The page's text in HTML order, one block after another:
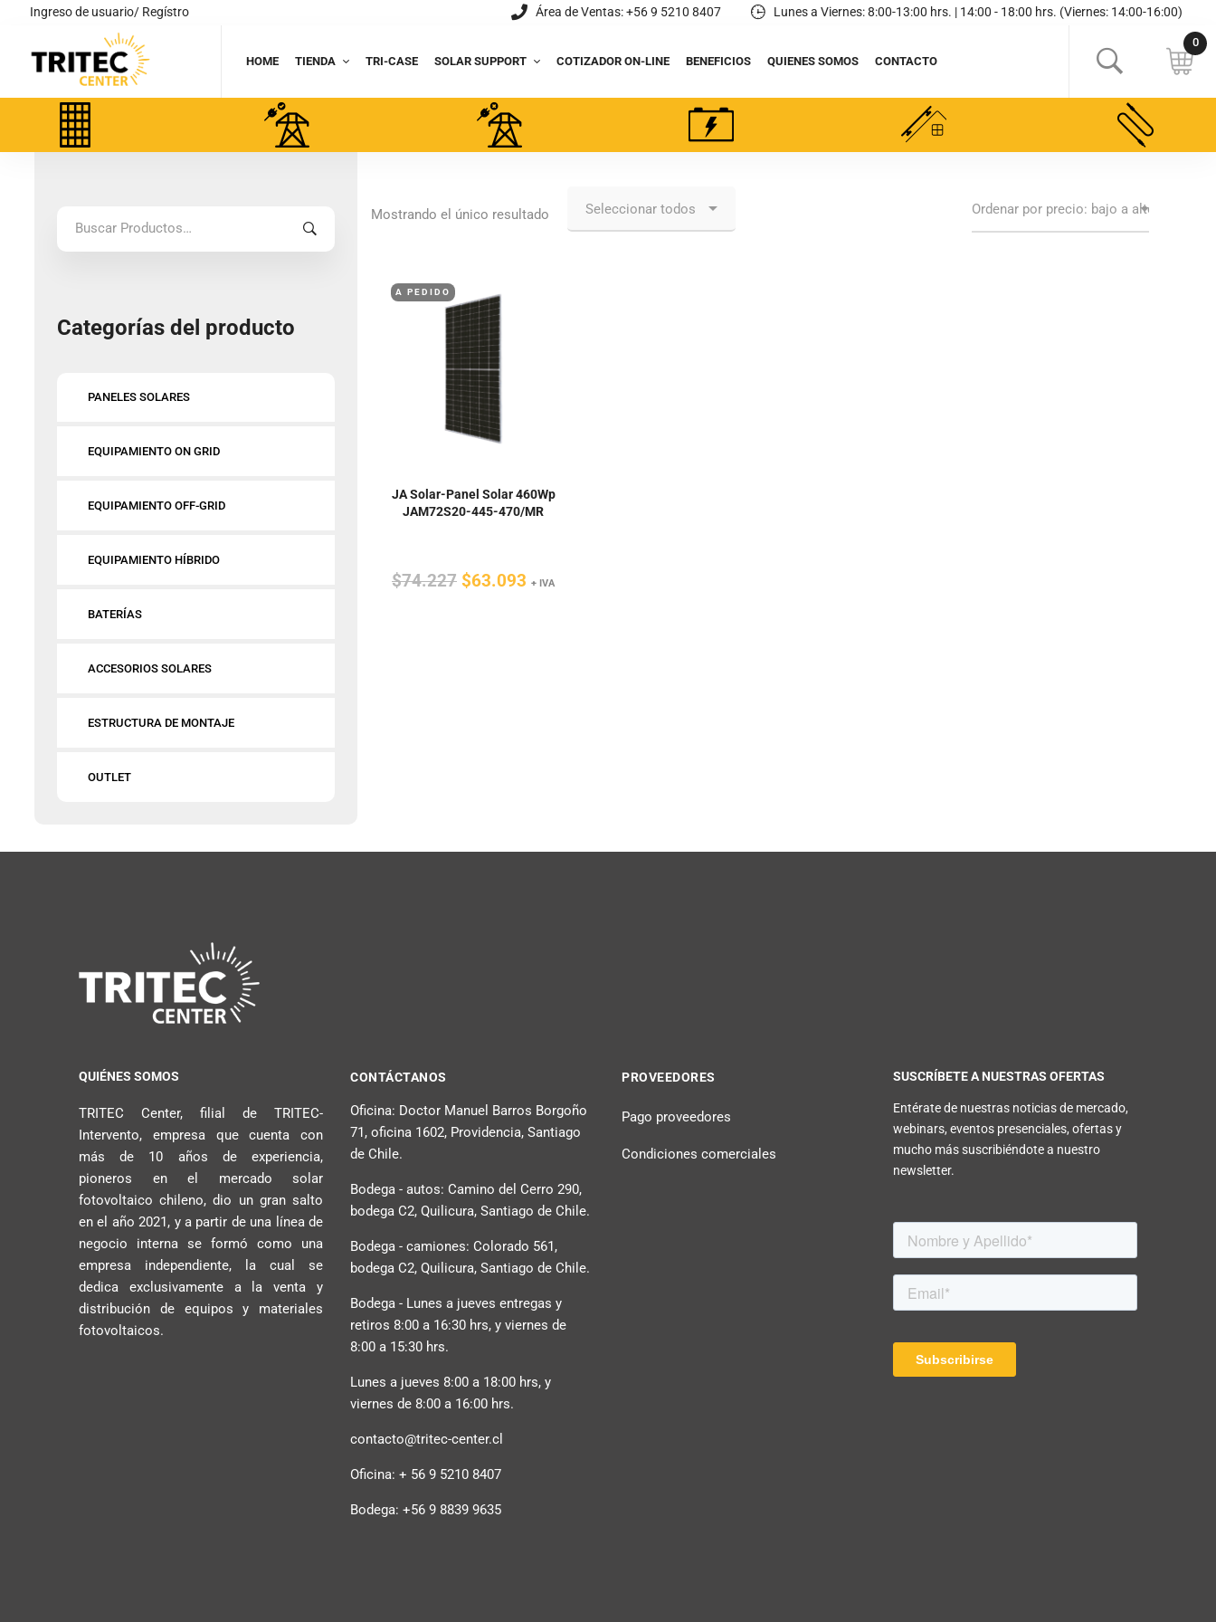
Ingreso de usuario/ Regístro Área de Ventas: +56 9 5210 8407 Lunes a Viernes: 8:00-13:00 hrs. | 14:00 - 18:00 hrs. (Viernes: 14:00-16:00)
HOME TIENDA TRI-CASE SOLAR SUPPORT COTIZADOR ON-LINE BENEFICIOS QUIENES SOMOS CONTACTO
for:
Categorías del producto
PANELES SOLARES
EQUIPAMIENTO ON GRID
EQUIPAMIENTO OFF-GRID
EQUIPAMIENTO HÍBRIDO
BATERÍAS
ACCESORIOS SOLARES
ESTRUCTURA DE MONTAJE
OUTLET
Mostrando el único resultado
A PEDIDO
JA Solar-Panel Solar 460Wp
JAM72S20-445-470/MR
$74.227 El
$63.093 El
+ IVA
QUIÉNES SOMOS
TRITEC Center, filial de TRITEC-
Intervento, empresa que cuenta con
más de 10 años de experiencia,
pioneros en el mercado solar
fotovoltaico chileno, dio un gran salto
en el año 2021, y a partir de una línea de
negocio interna se formó como una
empresa independiente, la cual se
dedica exclusivamente a la venta y
distribución de equipos y materiales
fotovoltaicos.
CONTÁCTANOS
Oficina: Doctor Manuel Barros Borgoño
71, oficina 1602, Providencia, Santiago
de Chile.
Bodega - autos: Camino del Cerro 290,
bodega C2, Quilicura, Santiago de Chile.
Bodega - camiones: Colorado 561,
bodega C2, Quilicura, Santiago de Chile.
Bodega - Lunes a jueves entregas y
retiros 8:00 a 16:30 hrs, y viernes de
8:00 a 15:30 hrs.
Lunes a jueves 8:00 a 18:00 hrs, y
viernes de 8:00 a 16:00 hrs.
contacto@tritec-center.cl
Oficina: + 56 9 5210 8407
Bodega: +56 9 8839 9635
PROVEEDORES
Pago proveedores
Condiciones comerciales
SUSCRÍBETE A NUESTRAS OFERTAS
Entérate de nuestras noticias de mercado,
webinars, eventos presenciales, ofertas y
mucho más suscribiéndote a nuestro
newsletter.